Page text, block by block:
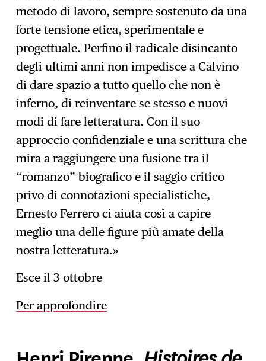
metodo di lavoro, sempre sostenuto da una
forte tensione etica, sperimentale e
progettuale. Perfino il radicale disincanto
degli ultimi anni non impedisce a Calvino
di dare spazio a tutto quello che non è
inferno, di reinventare se stesso e nuovi
modi di fare letteratura. Con il suo
approccio confidenziale e una scrittura che
mira a raggiungere una fusione tra il
“romanzo” biografico e il saggio critico
privo di connotazioni specialistiche,
Ernesto Ferrero ci aiuta così a capire
meglio una delle figure più amate della
nostra letteratura.»
Esce il 3 ottobre
Per approfondire